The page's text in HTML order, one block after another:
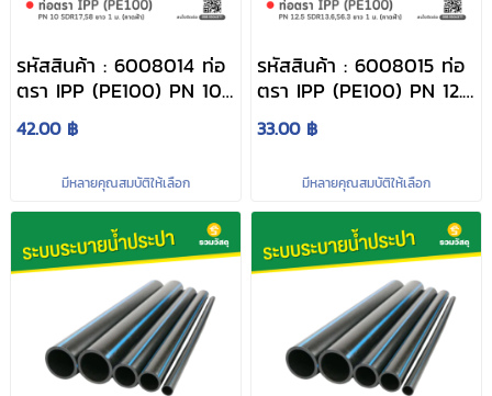
รหัสสินค้า : 6008014 ท่อ
ตรา IPP (PE100) PN 10
SDR17,S8 ยาว 1 ม. (คาด
ฟ้า)
42.00 ฿
มีหลายคุณสมบัติให้เลือก
รหัสสินค้า : 6008015 ท่อ
ตรา IPP (PE100) PN 12.5
SDR13.6,S6.3 ยาว 1 ม.
(คาดฟ้า)
33.00 ฿
มีหลายคุณสมบัติให้เลือก